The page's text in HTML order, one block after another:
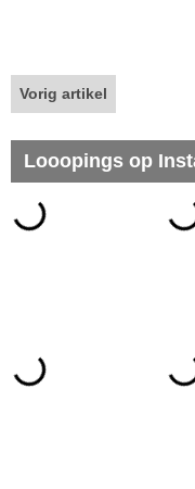
Vorig artikel
Looopings op